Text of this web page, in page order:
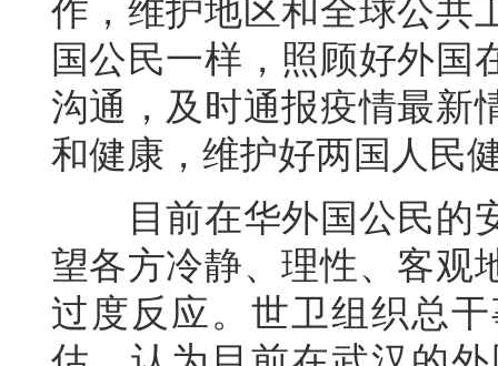
作，维护地区和全球公共
国公民一样，照顾好外国
沟通，及时通报疫情最新
和健康，维护好两国人民
目前在华外国公民的安
望各方冷静、理性、客观
过度反应。世卫组织总